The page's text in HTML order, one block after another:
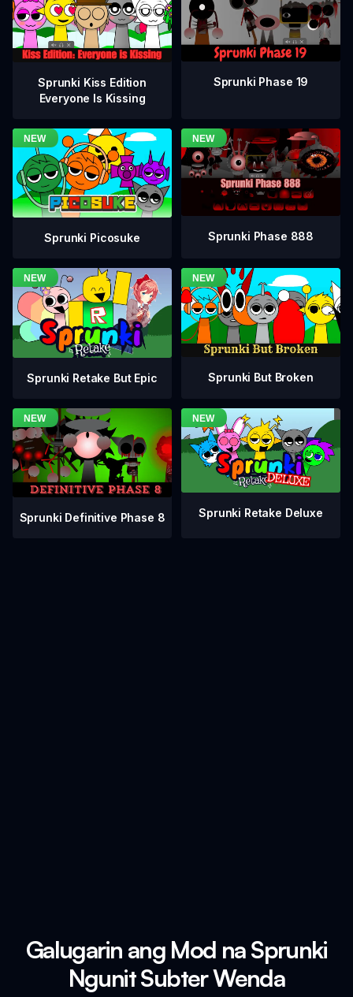
Sprunki Kiss Edition
Everyone Is Kissing
Sprunki Phase 19
Sprunki Picosuke Sprunki Phase 888
Sprunki Retake But Epic Sprunki But Broken
Sprunki Definitive Phase 8 Sprunki Retake Deluxe
Galugarin ang Mod na Sprunki
Ngunit Subter Wenda